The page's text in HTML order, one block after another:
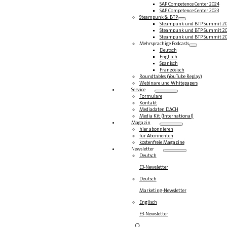
SAP Competence Center 2024
SAP Competence Center 2023
Steampunk & BTP
Steampunk und BTP Summit
Steampunk und BTP Summit
Steampunk und BTP Summit
Mehrsprachige Podcasts
Deutsch
Englisch
Spanisch
Französisch
Roundtables (YouTube Replay)
Webinare und Whitepapers
Service
Formulare
Kontakt
Mediadaten DACH
Media Kit (International)
Magazin
hier abonnieren
für Abonnenten
kostenfreie Magazine
Newsletter
Deutsch
E3-Newsletter
Deutsch
Marketing-Newsletter
Englisch
E3-Newsletter